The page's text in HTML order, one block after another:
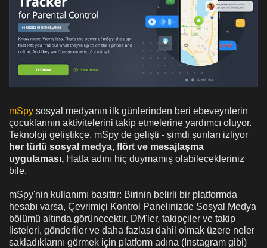
mSpy sosyal medyanın ilk günlerinden beri ebeveynlerin
çocuklarının aktivitelerini takip etmelerine yardımcı oluyor.
Teknoloji geliştikçe, mSpy de gelişti - şimdi şunları izliyor
her türlü sosyal medya, flört ve mesajlaşma
uygulaması, Hatta adını hiç duymamış olabilecekleriniz
bile.
mSpy'nin kullanımı basittir: Birinin belirli bir platformda
hesabı varsa, Çevrimiçi Kontrol Panelinizde Sosyal Medya
bölümü altında görünecektir. DM'ler, takipçiler ve takip
listeleri, gönderiler ve daha fazlası dahil olmak üzere neler
sakladıklarını görmek için platform adına (Instagram gibi)